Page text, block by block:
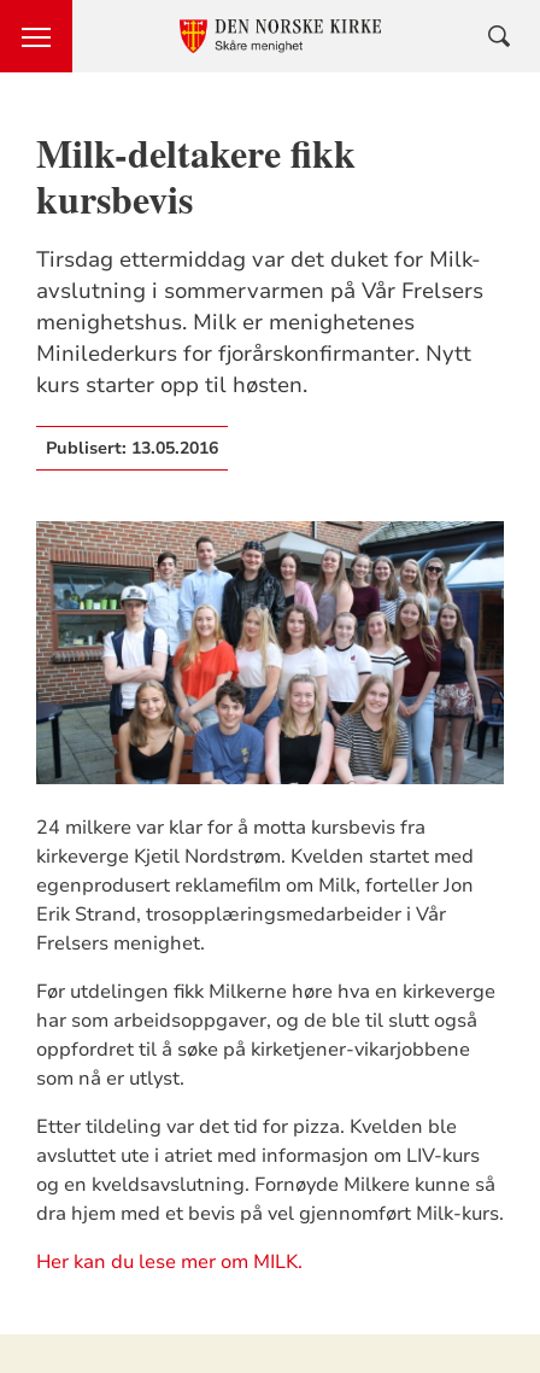
Milk-deltakere fikk
kursbevis
Tirsdag ettermiddag var det duket for Milk-
avslutning i sommervarmen på Vår Frelsers
menighetshus. Milk er menighetenes
Minilederkurs for fjorårskonfirmanter. Nytt
kurs starter opp til høsten.
Publisert: 13.05.2016
24 milkere var klar for å motta kursbevis fra
kirkeverge Kjetil Nordstrøm. Kvelden startet med
egenprodusert reklamefilm om Milk, forteller Jon
Erik Strand, trosopplæringsmedarbeider i Vår
Frelsers menighet.
Før utdelingen fikk Milkerne høre hva en kirkeverge
har som arbeidsoppgaver, og de ble til slutt også
oppfordret til å søke på kirketjener-vikarjobbene
som nå er utlyst.
Etter tildeling var det tid for pizza. Kvelden ble
avsluttet ute i atriet med informasjon om LIV-kurs
og en kveldsavslutning. Fornøyde Milkere kunne så
dra hjem med et bevis på vel gjennomført Milk-kurs.
Her kan du lese mer om MILK.